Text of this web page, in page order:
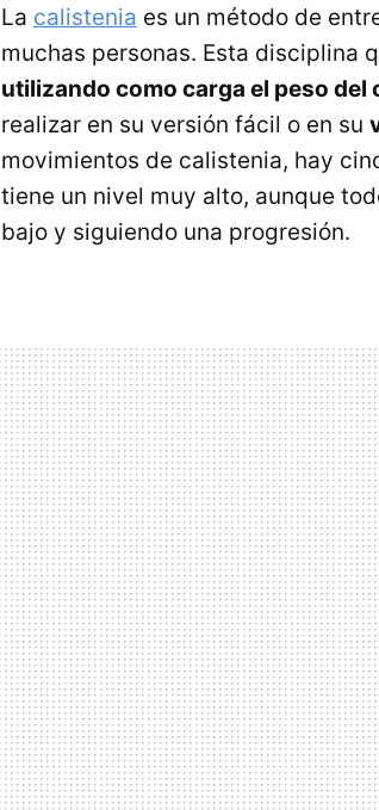
La calistenia es un método de
muchas personas. Esta disciplina
utilizando como carga el peso del
realizar en su versión fácil o en su
movimientos de calistenia, hay
tiene un nivel muy alto, aunque
bajo y siguiendo una progresión.